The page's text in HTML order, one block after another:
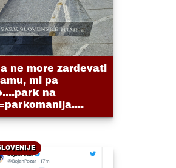
ne more zardevati
mi pa
na